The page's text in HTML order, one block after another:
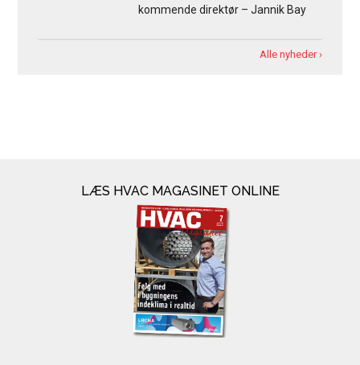
kommende direktør – Jannik Bay
Alle nyheder ›
LÆS HVAC MAGASINET ONLINE